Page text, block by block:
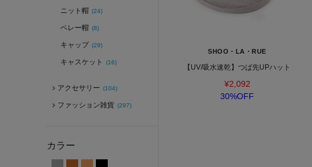
ニット帽 (24)
ベレー帽 (8)
キャップ (29)
キャスケット (16)
アクセサリー (104)
ファッション雑貨 (297)
カラー
SHOO・LA・RUE
【UV/吸水速乾】つば先UPハット
¥2,092
30%OFF